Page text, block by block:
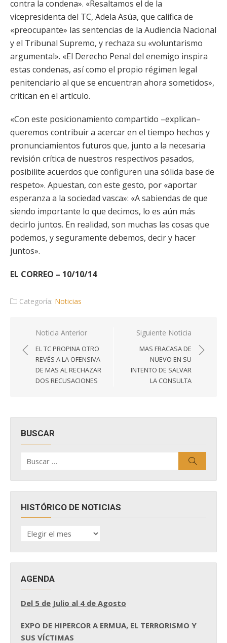
contra la condena». «Resaltamos el de la
vicepresidenta del TC, Adela Asúa, que califica de
«preocupante» las sentencias de la Audiencia Nacional
y el Tribunal Supremo, y rechaza su «voluntarismo
argumental». «El Derecho Penal del enemigo inspira
estas condenas, así como el propio régimen legal
penitenciario al que se encuentran ahora sometidos»,
critican en el artículo.
«Con este posicionamiento compartido –explican–
queremos contribuir a acercar en el tiempo hechos y
pronunciamientos futuros que, junto a la necesaria
revisión crítica de nuestros respectivos pasados,
posibilite acuerdos que configuren una sólida base de
respeto». Apuestan, con este gesto, por «aportar
esperanza a la sociedad vasca»: «A sabiendas de que
siendo importante lo que decimos, lo es aún más
decirlo juntos. En realidad, son muchas las cosas que
podemos, y seguramente debemos, decir y hacer
juntos».
EL CORREO – 10/10/14
Categoría: Noticias
Navegación
de
entradas
Noticia Anterior
EL TC PROPINA OTRO
REVÉS A LA OFENSIVA
DE MAS AL RECHAZAR
DOS RECUSACIONES
Siguiente Noticia
MAS FRACASA DE
NUEVO EN SU
INTENTO DE SALVAR
LA CONSULTA
BUSCAR
por:
HISTÓRICO DE NOTICIAS
HISTÓRICO
DE
AGENDA
Del 5 de Julio al 4 de Agosto
EXPO DE HIPERCOR A ERMUA, EL TERRORISMO Y
SUS VÍCTIMAS